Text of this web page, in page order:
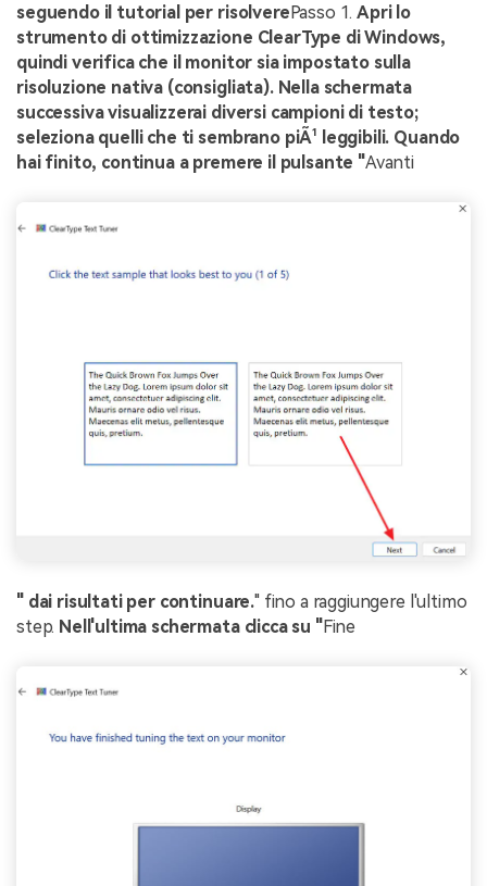
seguendo il tutorial per risolverePasso 1.Apri lo
strumento di ottimizzazione ClearType di Windows,
quindi verifica che il monitor sia impostato sulla
risoluzione nativa (consigliata). Nella schermata
successiva visualizzerai diversi campioni di testo;
seleziona quelli che ti sembrano piÃ¹ leggibili. Quando
hai finito, continua a premere il pulsante "Avanti
" dai risultati per continuare." fino a raggiungere l'ultimo
step. Nell'ultima schermata clicca su "Fine